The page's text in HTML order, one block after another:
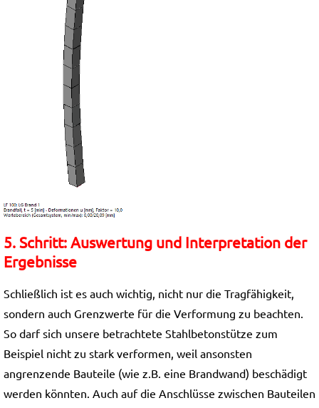
5. Schritt: Auswertung und Interpretation der
Ergebnisse
Schließlich ist es auch wichtig, nicht nur die Tragfähigkeit,
sondern auch Grenzwerte für die Verformung zu beachten.
So darf sich unsere betrachtete Stahlbetonstütze zum
Beispiel nicht zu stark verformen, weil ansonsten
angrenzende Bauteile (wie z.B. eine Brandwand) beschädigt
werden könnten. Auch auf die Anschlüsse zwischen Bauteilen